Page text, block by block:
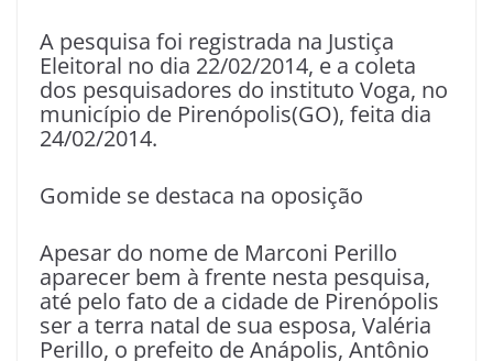
A pesquisa foi registrada na Justiça
Eleitoral no dia 22/02/2014, e a coleta
dos pesquisadores do instituto Voga, no
município de Pirenópolis(GO), feita dia
24/02/2014.
Gomide se destaca na oposição
Apesar do nome de Marconi Perillo
aparecer bem à frente nesta pesquisa,
até pelo fato de a cidade de Pirenópolis
ser a terra natal de sua esposa, Valéria
Perillo, o prefeito de Anápolis, Antônio